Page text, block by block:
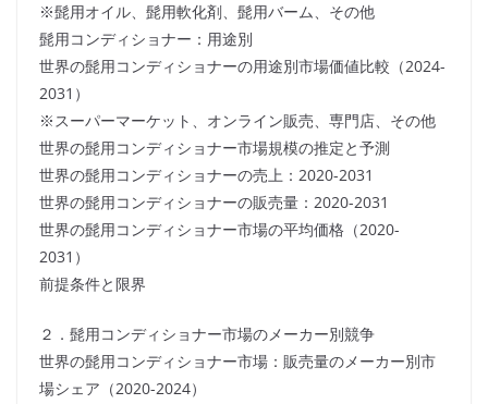
※髭用オイル、髭用軟化剤、髭用バーム、その他
髭用コンディショナー：用途別
世界の髭用コンディショナーの用途別市場価値比較（2024-
2031）
※スーパーマーケット、オンライン販売、専門店、その他
世界の髭用コンディショナー市場規模の推定と予測
世界の髭用コンディショナーの売上：2020-2031
世界の髭用コンディショナーの販売量：2020-2031
世界の髭用コンディショナー市場の平均価格（2020-
2031）
前提条件と限界
２．髭用コンディショナー市場のメーカー別競争
世界の髭用コンディショナー市場：販売量のメーカー別市
場シェア（2020-2024）